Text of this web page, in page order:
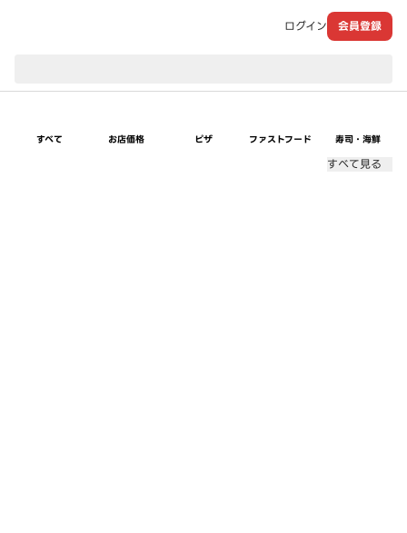
ログイン 会員登録
すべて お店価格 ピザ ファストフード 寿司・海鮮
すべて見る